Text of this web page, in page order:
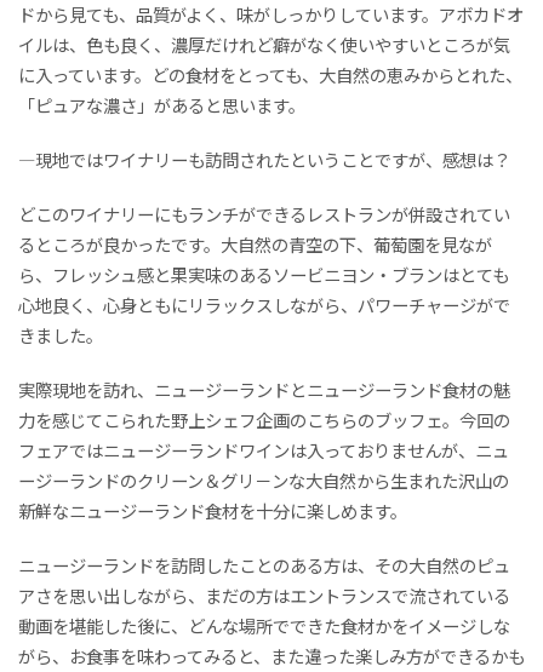
ドから見ても、品質がよく、味がしっかりしています。アボカドオ
イルは、色も良く、濃厚だけれど癖がなく使いやすいところが気
に入っています。どの食材をとっても、大自然の恵みからとれた、
「ピュアな濃さ」があると思います。
―現地ではワイナリーも訪問されたということですが、感想は？
どこのワイナリーにもランチができるレストランが併設されてい
るところが良かったです。大自然の青空の下、葡萄園を見なが
ら、フレッシュ感と果実味のあるソービニヨン・ブランはとても
心地良く、心身ともにリラックスしながら、パワーチャージがで
きました。
実際現地を訪れ、ニュージーランドとニュージーランド食材の魅
力を感じてこられた野上シェフ企画のこちらのブッフェ。今回の
フェアではニュージーランドワインは入っておりませんが、ニュ
ージーランドのクリーン＆グリ－ンな大自然から生まれた沢山の
新鮮なニュージーランド食材を十分に楽しめます。
ニュージーランドを訪問したことのある方は、その大自然のピュ
アさを思い出しながら、まだの方はエントランスで流されている
動画を堪能した後に、どんな場所でできた食材かをイメージしな
がら、お食事を味わってみると、また違った楽しみ方ができるかも